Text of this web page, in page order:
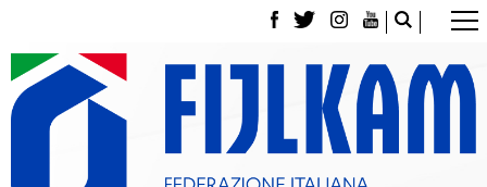
La Federazione
Tesseramento
Contatti
Norme e modulistica Affiliazioni e Tesseramenti